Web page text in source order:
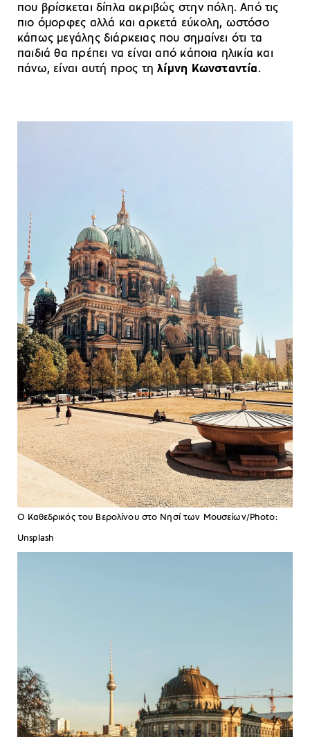
που βρίσκεται δίπλα ακριβώς στην πόλη. Από τις
πιο όμορφες αλλά και αρκετά εύκολη, ωστόσο
κάπως μεγάλης διάρκειας που σημαίνει ότι τα
παιδιά θα πρέπει να είναι από κάποια ηλικία και
πάνω, είναι αυτή προς τη λίμνη Κωνσταντία.
Ο Καθεδρικός του Βερολίνου στο Νησί των Μουσείων/Photo:
Unsplash